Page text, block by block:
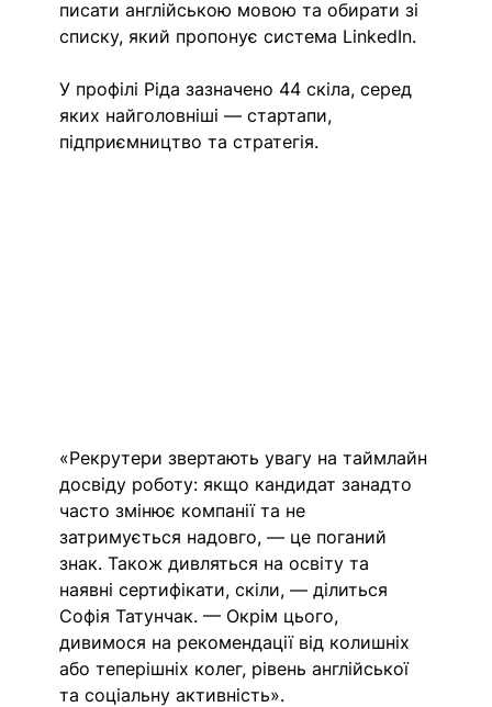
писати англійською мовою та обирати зі
списку, який пропонує система LinkedIn.
У профілі Ріда зазначено 44 скіла, серед
яких найголовніші — стартапи,
підприємництво та стратегія.
«Рекрутери звертають увагу на таймлайн
досвіду роботу: якщо кандидат занадто
часто змінює компанії та не
затримується надовго, — це поганий
знак. Також дивляться на освіту та
наявні сертифікати, скіли, — ділиться
Софія Татунчак. — Окрім цього,
дивимося на рекомендації від колишніх
або теперішніх колег, рівень англійської
та соціальну активність».